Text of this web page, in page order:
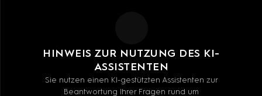
HINWEIS ZUR NUTZUNG DES KI-
ASSISTENTEN
Sie nutzen einen KI-gestützten Assistenten zur
Beantwortung Ihrer Fragen rund um
Berlin und sind alle nicht ganz normal :-)